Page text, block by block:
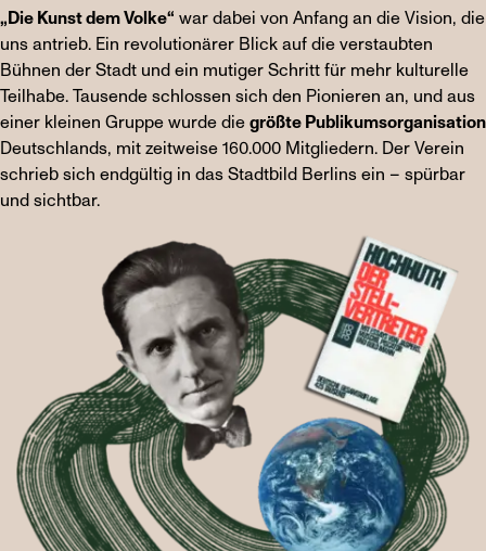
„Die Kunst dem Volke“ war dabei von Anfang an die Vision, die
uns antrieb. Ein revolutionärer Blick auf die verstaubten
Bühnen der Stadt und ein mutiger Schritt für mehr kulturelle
Teilhabe. Tausende schlossen sich den Pionieren an, und aus
einer kleinen Gruppe wurde diegrößte Publikumsorganisation
Deutschlands, mit zeitweise 160.000 Mitgliedern. Der Verein
schrieb sich endgültig in das Stadtbild Berlins ein – spürbar
und sichtbar.